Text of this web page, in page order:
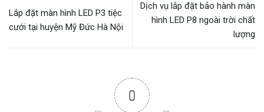
Lắp đặt màn hình LED P3 tiệc
cưới tại huyện Mỹ Đức Hà Nội
Dịch vụ lắp đặt bảo hành màn
hình LED P8 ngoài trời chất
lượng
0